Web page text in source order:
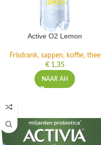
Active O2 Lemon
Frisdrank, sappen, koffie, thee
€1,35
NAAR AH